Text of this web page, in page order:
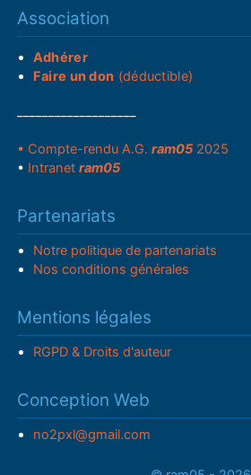
Association
Adhérer
Faire un don (déductible)
• Compte-rendu A.G.ram05 2025
• Intranetram05
Partenariats
Notre politique de partenariats
Nos conditions générales
Mentions légales
RGPD & Droits d'auteur
Conception Web
no2pxl@gmail.com